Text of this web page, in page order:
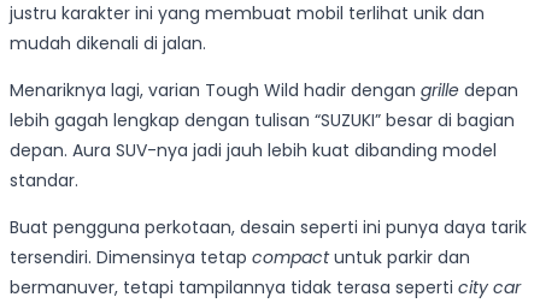
justru karakter ini yang membuat mobil terlihat unik dan
mudah dikenali di jalan.
Menariknya lagi, varian Tough Wild hadir dengan grille depan
lebih gagah lengkap dengan tulisan “SUZUKI” besar di bagian
depan. Aura SUV-nya jadi jauh lebih kuat dibanding model
standar.
Buat pengguna perkotaan, desain seperti ini punya daya tarik
tersendiri. Dimensinya tetap compactuntuk parkir dan
bermanuver, tetapi tampilannya tidak terasa seperti city car